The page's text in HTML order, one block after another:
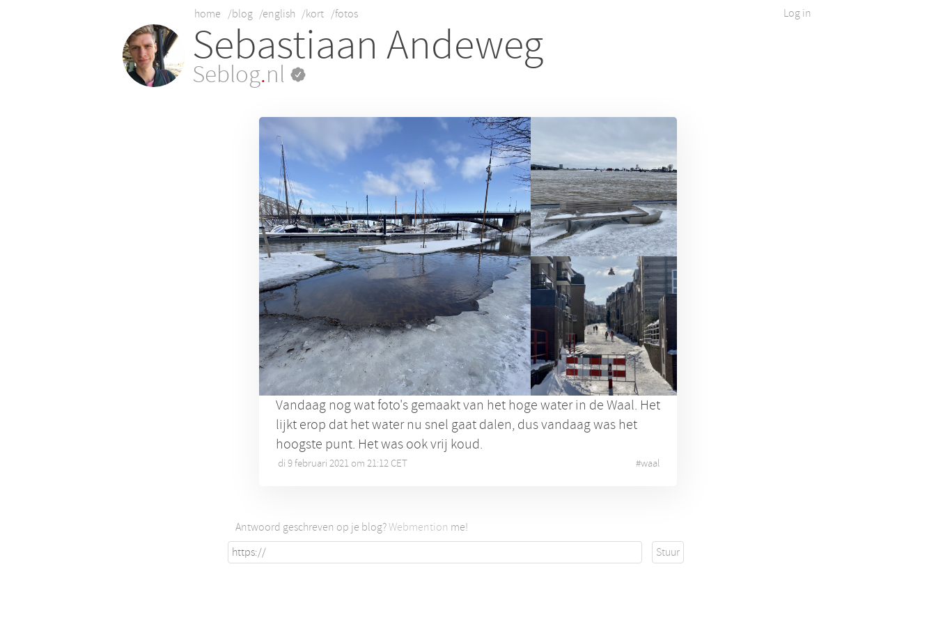
Log in
home /blog /english /kort /fotos
Sebastiaan Andeweg
Seblog.nl
Vandaag nog wat foto's gemaakt van het hoge water in de Waal. Het
lijkt erop dat het water nu snel gaat dalen, dus vandaag was het
hoogste punt. Het was ook vrij koud.
di 9 februari 2021 om 21:12 CET #waal
Antwoord geschreven op je blog?Webmention me!